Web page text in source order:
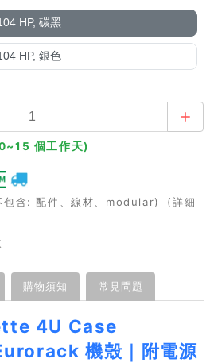
HP, 碳黑
HP, 銀色
個工作天)
包含: 配件、線材、modular)
(詳細
購物須知 常見問題
4U Case
機殼｜附電源